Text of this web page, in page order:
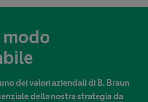
modo
dei valori aziendali di B. Braun
della nostra strategia da